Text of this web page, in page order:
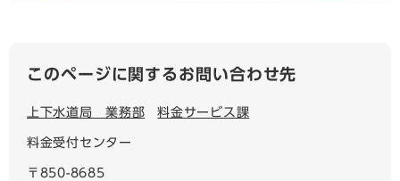
このページに関するお問い合わせ先
上下水道局 業務部 料金サービス課
料金受付センター
〒850-8685